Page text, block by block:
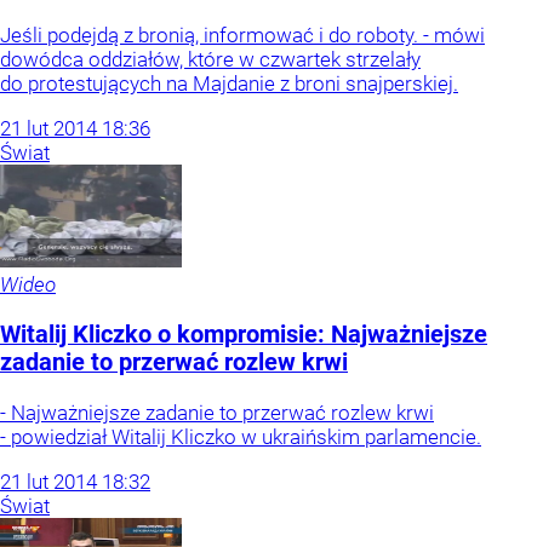
Jeśli podejdą z bronią, informować i do roboty. - mówi
dowódca oddziałów, które w czwartek strzelały
do protestujących na Majdanie z broni snajperskiej.
21 lut 2014 18:36
Świat
Wideo
Witalij Kliczko o kompromisie: Najważniejsze
zadanie to przerwać rozlew krwi
- Najważniejsze zadanie to przerwać rozlew krwi
- powiedział Witalij Kliczko w ukraińskim parlamencie.
21 lut 2014 18:32
Świat